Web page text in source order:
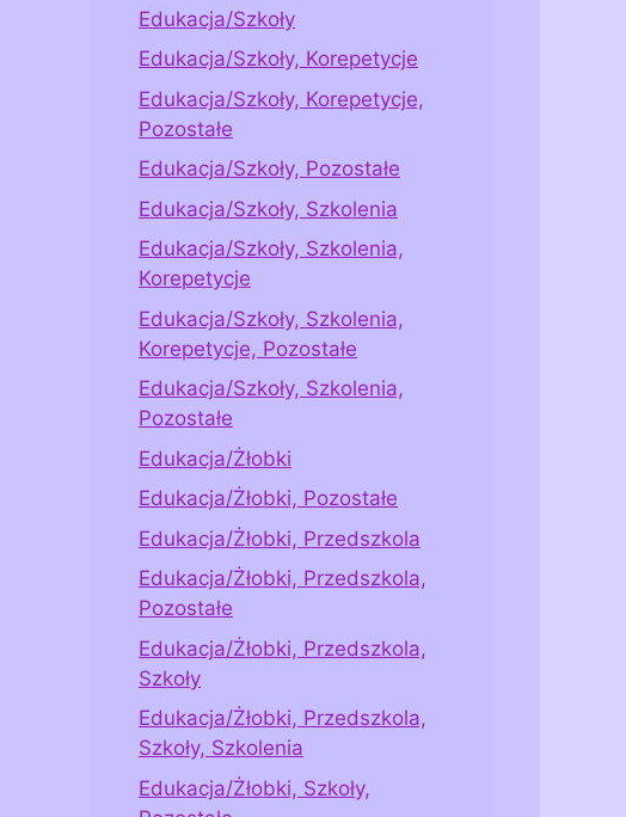
Edukacja/Szkoły
Edukacja/Szkoły, Korepetycje
Edukacja/Szkoły, Korepetycje,
Pozostałe
Edukacja/Szkoły, Pozostałe
Edukacja/Szkoły, Szkolenia
Edukacja/Szkoły, Szkolenia,
Korepetycje
Edukacja/Szkoły, Szkolenia,
Korepetycje, Pozostałe
Edukacja/Szkoły, Szkolenia,
Pozostałe
Edukacja/Żłobki
Edukacja/Żłobki, Pozostałe
Edukacja/Żłobki, Przedszkola
Edukacja/Żłobki, Przedszkola,
Pozostałe
Edukacja/Żłobki, Przedszkola,
Szkoły
Edukacja/Żłobki, Przedszkola,
Szkoły, Szkolenia
Edukacja/Żłobki, Szkoły,